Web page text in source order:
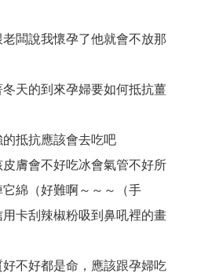
闆說我懷孕了他就會不放那
天的到來孕婦要如何抵抗薑
抵抗應該會去吃吧
膚會不好吃冰會氣管不好所
綿（好難啊～～～（手
卡刮辣椒粉吸到鼻吼裡的畫
不好都是命，應該跟孕婦吃